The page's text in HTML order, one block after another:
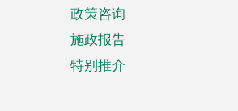
政策咨询
施政报告
特别推介